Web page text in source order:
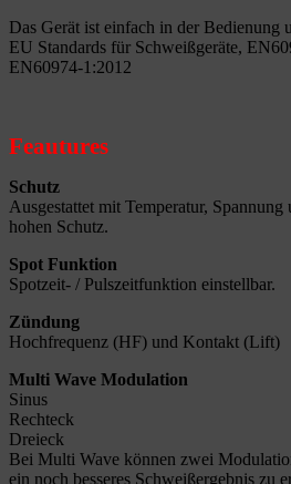
Das Gerät ist einfach in der Bedienung
EU Standards für Schweißgeräte,
EN60974-1:2012
Feautures
Schutz
Ausgestattet mit Temperatur, Spannung
hohen Schutz.
Spot Funktion
Spotzeit- / Pulszeitfunktion einstellbar.
Zündung
Hochfrequenz (HF) und Kontakt (Lift)
Multi Wave Modulation
Sinus
Rechteck
Dreieck
Bei Multi Wave können zwei
ein noch besseres Schweißergebnis zu